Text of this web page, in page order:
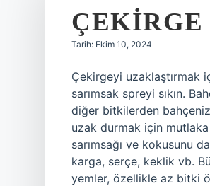
ÇEKIRGE
Tarih: Ekim 10, 2024
Çekirgeyi uzaklaştırmak
sarımsak spreyi sıkın.
diğer bitkilerden
uzak durmak için
sarımsağı ve kokusunu
karga, serçe, keklik vb.
yemler, özellikle az bitki